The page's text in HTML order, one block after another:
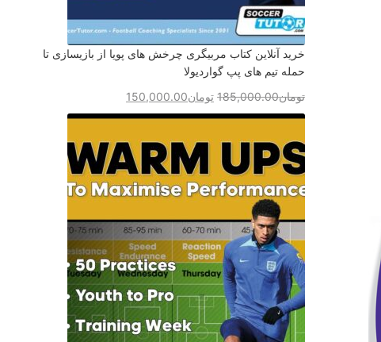
خرید آنلاین کتاب مربیگری چرخش های پویا از بازیسازی تا
حمله تیم های پپ گواردیولا
تومان185,000.00 تومان150,000.00